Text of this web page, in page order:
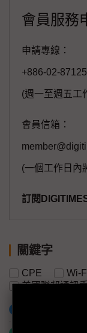
會員服務
申請專線：
+886-02-
(週一至週五工
會員信箱：
(一個工作日內
訂閱
關鍵字
CPE Wi-
美國聯邦通訊